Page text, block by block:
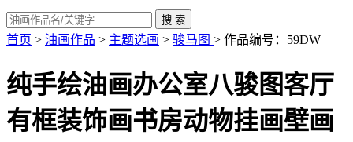
首页 > 油画作品 > 主题选画 > 骏马图 > 作品编号：59DW
纯手绘油画办公室八骏图客厅
有框装饰画书房动物挂画壁画